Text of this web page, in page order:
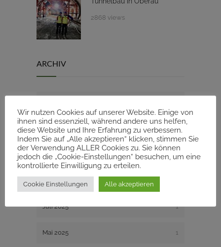
2868 views
ARCHIV
Januar 2026 1
November 2025 1
September 2025
Juli 2025 1
Mai 2025 1
Wir nutzen Cookies auf unserer Website. Einige von
ihnen sind essenziell, während andere uns helfen,
diese Website und Ihre Erfahrung zu verbessern.
Indem Sie auf „Alle akzeptieren“ klicken, stimmen Sie
der Verwendung ALLER Cookies zu. Sie können
jedoch die „Cookie-Einstellungen“ besuchen, um eine
kontrollierte Einwilligung zu erteilen.
Cookie Einstellungen Alle akzeptieren